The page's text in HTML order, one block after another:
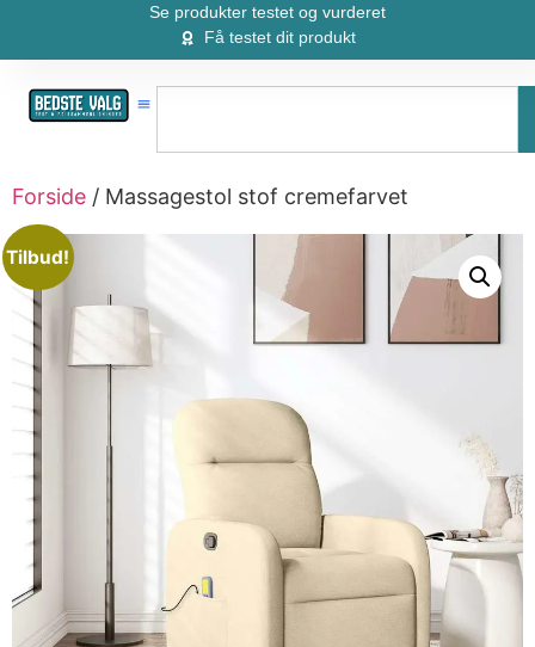
Se produkter testet og vurderet
Få testet dit produkt
Forside / Massagestol stof cremefarvet
Tilbud!